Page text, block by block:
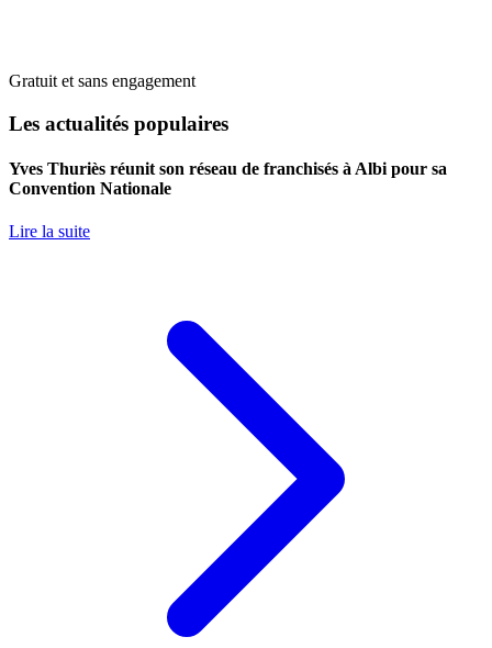
Gratuit et sans engagement
Les actualités populaires
Yves Thuriès réunit son réseau de franchisés à Albi pour sa
Convention Nationale
Lire la suite